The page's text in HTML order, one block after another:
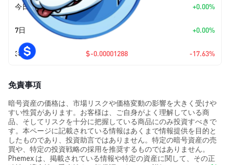
今日 +$0.00 +0.00%
7日 $0.00 +0.00%
30日 $-0.00001288 -17.63%
免責事項
暗号資産の価格は、市場リスクや価格変動の影響を大きく受けや
すい性質があります。お客様は、ご自身がよく理解している商
品、そしてリスクを十分に把握している商品にのみ投資すべきで
す。本ページに記載されている情報はあくまで情報提供を目的と
したものであり、投資助言ではありません。特定の暗号資産の売
買や、特定の投資戦略の採用を推奨するものではありません。
Phemex は、掲載されている情報や特定の資産に関して、その正